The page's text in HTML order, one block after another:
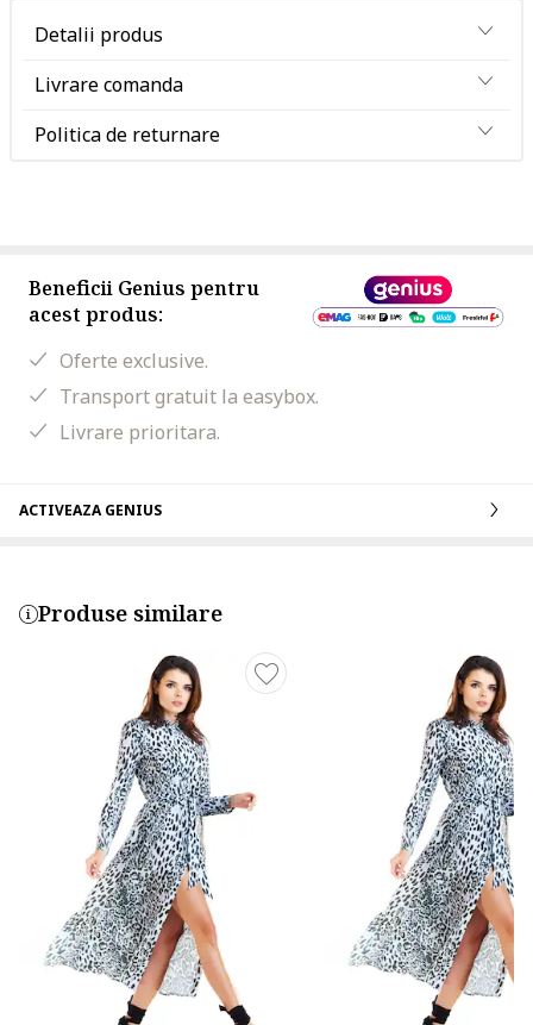
Detalii produs
Livrare comanda
Politica de returnare
Beneficii Genius pentru
acest produs:
Oferte exclusive.
Transport gratuit la easybox.
Livrare prioritara.
ACTIVEAZA GENIUS
Produse similare